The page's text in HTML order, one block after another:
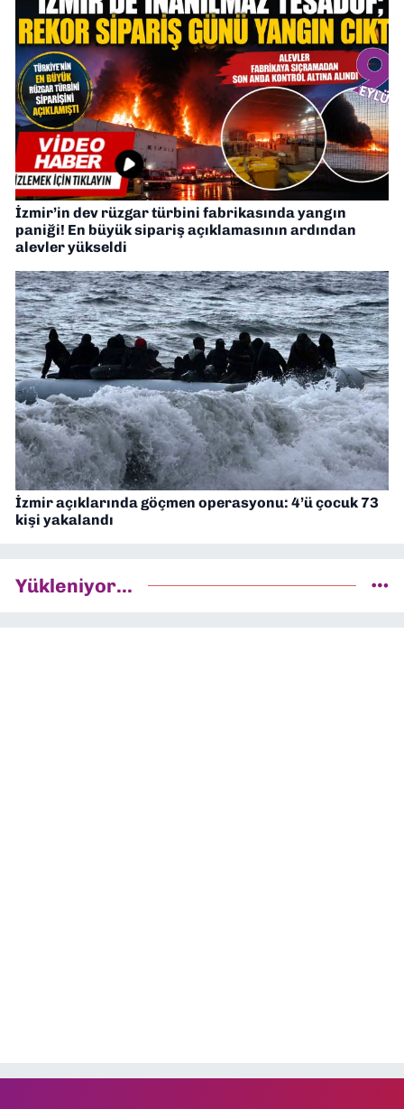
İzmir’in dev rüzgar türbini fabrikasında yangın
paniği! En büyük sipariş açıklamasının ardından
alevler yükseldi
İzmir açıklarında göçmen operasyonu: 4’ü çocuk 73
kişi yakalandı
Yükleniyor...